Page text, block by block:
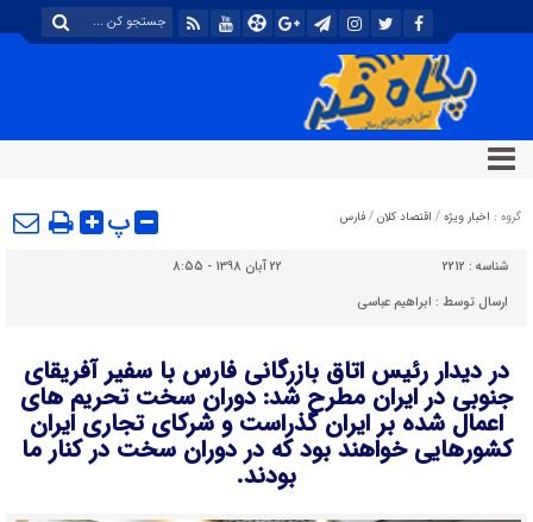
گروه : اخبار ویژه / اقتصاد کلان / فارس پ
شناسه : 2212
22 آبان 1398 - 8:55
ارسال توسط : ابراهیم عباسی
در دیدار رئیس اتاق بازرگانی فارس با سفیر آفریقای
جنوبی در ایران مطرح شد: دوران سخت تحریم های
اعمال شده بر ایران گذراست و شرکای تجاری ایران
کشورهایی خواهند بود که در دوران سخت در کنار ما
بودند.